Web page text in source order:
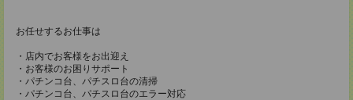
お任せするお仕事は
・店内でお客様をお出迎え
・お客様のお困りサポート
・パチンコ台、パチスロ台の清掃
・パチンコ台、パチスロ台のエラー対応